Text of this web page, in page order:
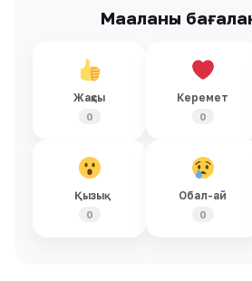
Мақаланы
Жақсы
0
Керемет
0
Қызық
0
Обал-ай
0